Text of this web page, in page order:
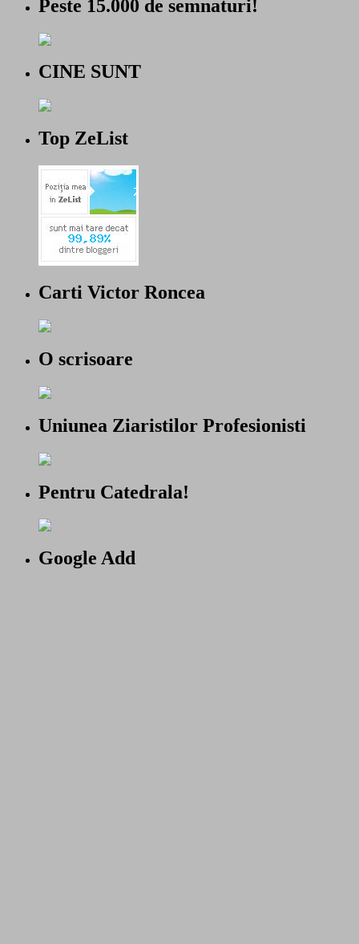
Peste 15.000 de semnaturi!
CINE SUNT
Top ZeList
Carti Victor Roncea
O scrisoare
Uniunea Ziaristilor Profesionisti
Pentru Catedrala!
Google Add